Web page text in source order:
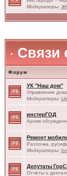
Модераторы:
Связи
Форум
УК "Наш дом"
Управление
Модераторы:
инстерГОД
Архив
Ремонт
Разлочка,
Модераторы:
Депутаты
Отчёты о